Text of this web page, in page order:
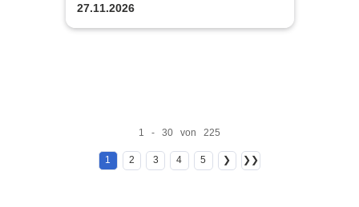
27.11.2026
1 - 30 von 225
1 2 3 4 5 ❯ ❯❯